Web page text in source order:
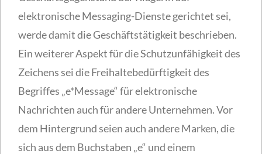
elektronische Messaging-Dienste gerichtet sei,
werde damit die Geschäftstätigkeit beschrieben.
Ein weiterer Aspekt für die Schutzunfähigkeit des
Zeichens sei die Freihaltebedürftigkeit des
Begriffes „e*Message“ für elektronische
Nachrichten auch für andere Unternehmen. Vor
dem Hintergrund seien auch andere Marken, die
sich aus dem Buchstaben „e“ und einem